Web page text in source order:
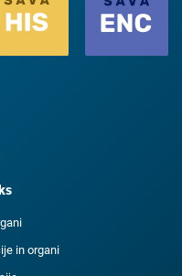
in organi